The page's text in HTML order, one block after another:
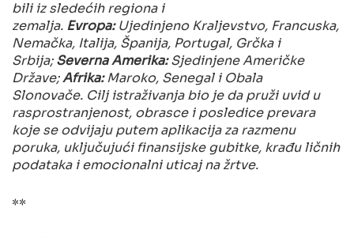
bili iz sledećih regiona i
zemalja. Evropa:Ujedinjeno Kraljevstvo, Francuska,
Nemačka, Italija, Španija, Portugal, Grčka i
Srbija;Severna Amerika:Sjedinjene Američke
Države;Afrika:Maroko, Senegal i Obala
Slonovače. Cilj istraživanja bio je da pruži uvid u
rasprostranjenost, obrasce i posledice prevara
koje se odvijaju putem aplikacija za razmenu
poruka, uključujući finansijske gubitke, krađu ličnih
podataka i emocionalni uticaj na žrtve.
**